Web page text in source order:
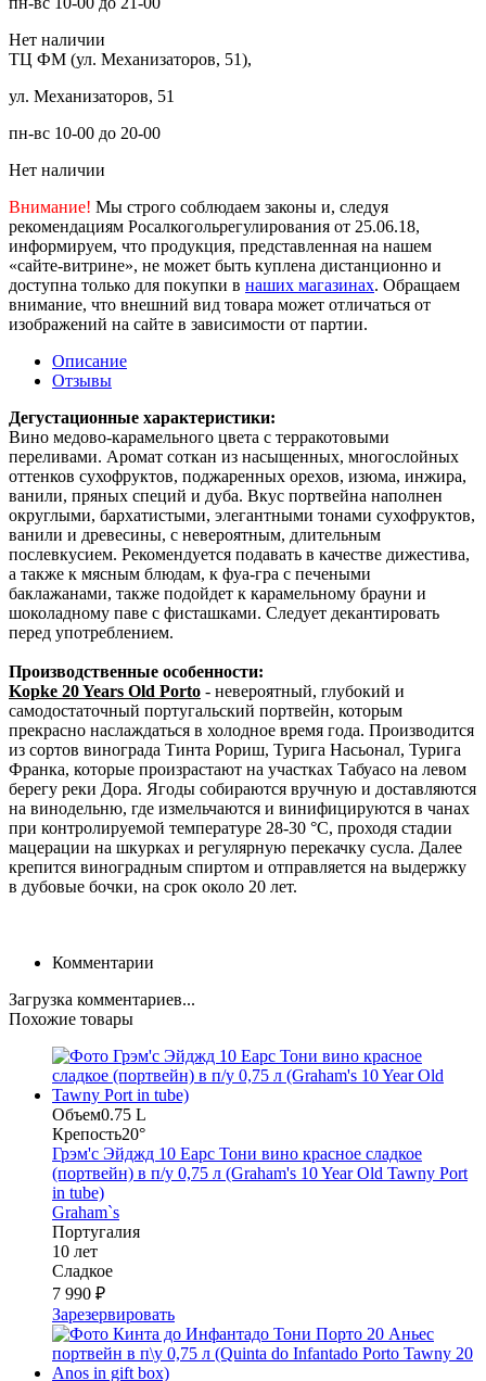
Нет наличии
ТЦ ФМ (ул. Механизаторов, 51),
ул. Механизаторов, 51
пн-вс 10-00 до 20-00
Нет наличии
Внимание! Мы строго соблюдаем законы и, следуя
рекомендациям Росалкогольрегулирования от 25.06.18,
информируем, что продукция, представленная на нашем
«сайте-витрине», не может быть куплена дистанционно и
доступна только для покупки в наших магазинах. Обращаем
внимание, что внешний вид товара может отличаться от
изображений на сайте в зависимости от партии.
Описание
Отзывы
Дегустационные характеристики:
Вино медово-карамельного цвета с терракотовыми
переливами. Аромат соткан из насыщенных, многослойных
оттенков сухофруктов, поджаренных орехов, изюма, инжира,
ванили, пряных специй и дуба. Вкус портвейна наполнен
округлыми, бархатистыми, элегантными тонами сухофруктов,
ванили и древесины, с невероятным, длительным
послевкусием. Рекомендуется подавать в качестве дижестива,
а также к мясным блюдам, к фуа-гра с печеными
баклажанами, также подойдет к карамельному брауни и
шоколадному паве с фисташками. Следует декантировать
перед употреблением.
Производственные особенности:
Kopke 20 Years Old Porto - невероятный, глубокий и
самодостаточный португальский портвейн, которым
прекрасно наслаждаться в холодное время года. Производится
из сортов винограда Тинта Рориш, Турига Насьонал, Турига
Франка, которые произрастают на участках Табуасо на левом
берегу реки Дора. Ягоды собираются вручную и доставляются
на винодельню, где измельчаются и винифицируются в чанах
при контролируемой температуре 28-30 °С, проходя стадии
мацерации на шкурках и регулярную перекачку сусла. Далее
крепится виноградным спиртом и отправляется на выдержку
в дубовые бочки, на срок около 20 лет.
Комментарии
Загрузка комментариев...
Похожие товары
Объем0.75 L
Крепость20°
Грэм'с Эйджд 10 Еарс Тони вино красное сладкое
(портвейн) в п/у 0,75 л (Graham's 10 Year Old Tawny Port
in tube)
Graham`s
Португалия
10 лет
Сладкое
7 990 ₽
Зарезервировать